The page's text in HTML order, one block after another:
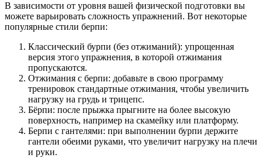
В зависимости от уровня вашей физической подготовки вы
можете варьировать сложность упражнений. Вот некоторые
популярные стили берпи:
Классический бурпи (без отжиманий): упрощенная
версия этого упражнения, в которой отжимания
пропускаются.
Отжимания с берпи: добавьте в свою программу
тренировок стандартные отжимания, чтобы увеличить
нагрузку на грудь и трицепс.
Бёрпи: после прыжка прыгните на более высокую
поверхность, например на скамейку или платформу.
Берпи с гантелями: при выполнении бурпи держите
гантели обеими руками, что увеличит нагрузку на плечи
и руки.